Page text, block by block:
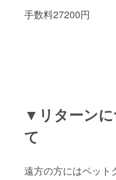
手数料27200円
▼リターン
て
遠方の方にはペット